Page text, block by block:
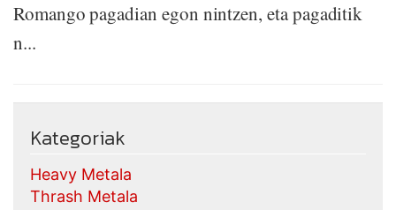
Romango pagadian egon nintzen, eta pagaditik
n...
Kategoriak
Heavy Metala
Thrash Metala